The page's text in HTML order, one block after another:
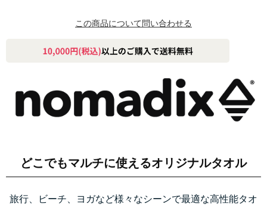
この商品について問い合わせる
どこでもマルチに使えるオリジナルタオル
旅行、ビーチ、ヨガなど様々なシーンで最適な高性能タオ